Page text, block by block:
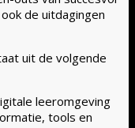
de uitdagingen
uit de volgende
leeromgeving
tools en